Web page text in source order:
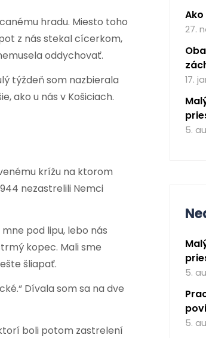
hradu. Miesto toho
z nás stekal cícerkom,
oddychovať.
týždeň som nazbierala
ako u nás v Košiciach.
krížu na ktorom
nezastrelili Nemci
pod lipu, lebo nás
kopec. Mali sme
šliapať.
Dívala som sa na dve
boli potom zastrelení
27.
17.
5.
5.
5.